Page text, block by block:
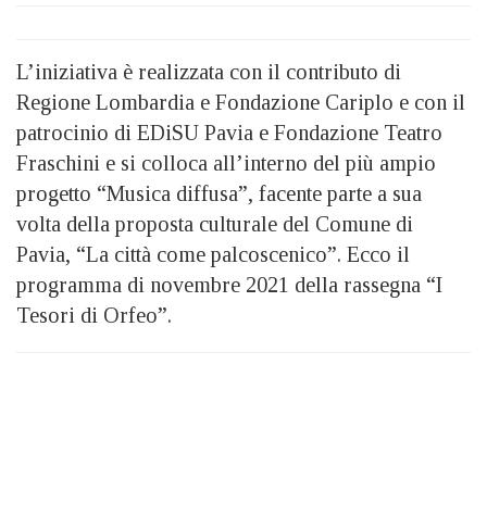
L’iniziativa è realizzata con il contributo di
Regione Lombardia e Fondazione Cariplo e con il
patrocinio di EDiSU Pavia e Fondazione Teatro
Fraschini e si colloca all’interno del più ampio
progetto “Musica diffusa”, facente parte a sua
volta della proposta culturale del Comune di
Pavia, “La città come palcoscenico”. Ecco il
programma di novembre 2021 della rassegna “I
Tesori di Orfeo”.